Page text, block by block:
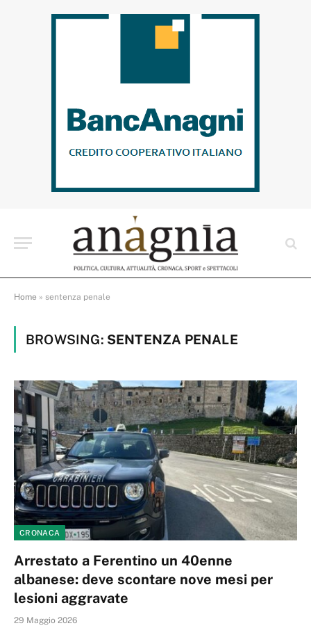
Home » sentenza penale
BROWSING: SENTENZA PENALE
CRONACA
Arrestato a Ferentino un 40enne
albanese: deve scontare nove mesi per
lesioni aggravate
29 Maggio 2026